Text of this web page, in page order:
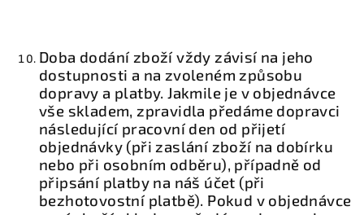
Doba dodání zboží vždy závisí na jeho
dostupnosti a na zvoleném způsobu
dopravy a platby. Jakmile je v objednávce
vše skladem, zpravidla předáme dopravci
následující pracovní den od přijetí
objednávky (při zaslání zboží na dobírku
nebo při osobním odběru), případně od
připsání platby na náš účet (při
bezhotovostní platbě). Pokud v objednávce